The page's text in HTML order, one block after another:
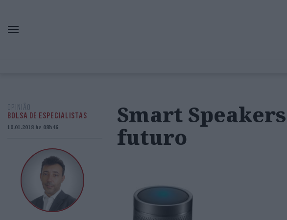
OPINIÃO
BOLSA DE ESPECIALISTAS
10.01.2018 às 08h46
Smart
futuro